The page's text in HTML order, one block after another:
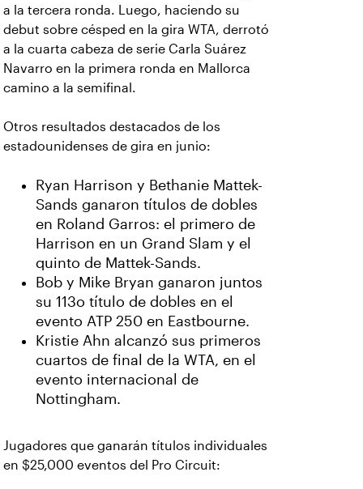
a la tercera ronda. Luego, haciendo su
debut sobre césped en la gira WTA, derrotó
a la cuarta cabeza de serie Carla Suárez
Navarro en la primera ronda en Mallorca
camino a la semifinal.
Otros resultados destacados de los
estadounidenses de gira en junio:
Ryan Harrison y Bethanie Mattek-
Sands ganaron títulos de dobles
en Roland Garros: el primero de
Harrison en un Grand Slam y el
quinto de Mattek-Sands.
Bob y Mike Bryan ganaron juntos
su 113o título de dobles en el
evento ATP 250 en Eastbourne.
Kristie Ahn alcanzó sus primeros
cuartos de final de la WTA, en el
evento internacional de
Nottingham.
Jugadores que ganarán títulos individuales
en $25,000 eventos del Pro Circuit: